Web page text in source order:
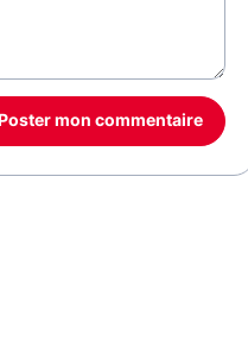
Poster mon commentaire